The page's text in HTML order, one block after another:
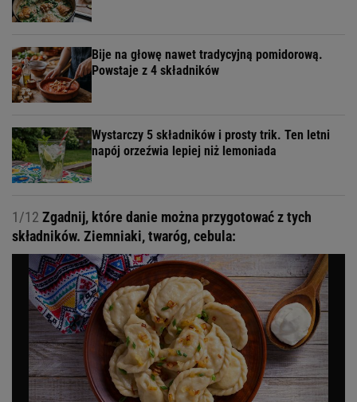
Bije na głowę nawet tradycyjną pomidorową.
Powstaje z 4 składników
Wystarczy 5 składników i prosty trik. Ten letni
napój orzeźwia lepiej niż lemoniada
1/12 Zgadnij, które danie można przygotować z tych
składników. Ziemniaki, twaróg, cebula: